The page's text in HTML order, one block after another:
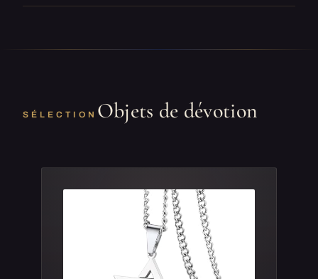
SÉLECTION Objets de dévotion